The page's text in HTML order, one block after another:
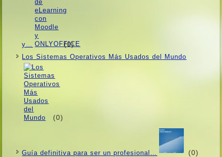
y… (0)
Los Sistemas Operativos Más Usados ​​del Mundo
(0)
Guí­a definitiva para ser un profesional… (0)